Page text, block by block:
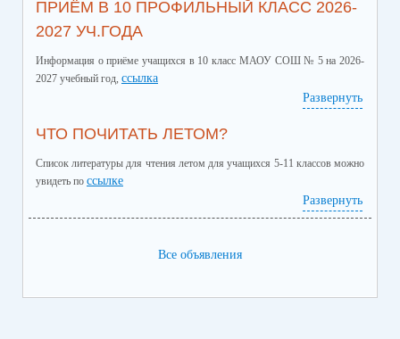
ПРИЁМ В 10 ПРОФИЛЬНЫЙ КЛАСС 2026-
2027 УЧ.ГОДА
Информация о приёме учащихся в 10 класс МАОУ СОШ № 5 на 2026-
2027 учебный год, ссылка
Развернуть
ЧТО ПОЧИТАТЬ ЛЕТОМ?
Список литературы для чтения летом для учащихся 5-11 классов можно
увидеть по ссылке
Развернуть
Все объявления